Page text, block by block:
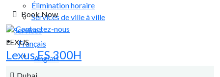
Élimination horaire
Services de ville à ville
Contactez-nous
Français
Anglais
Allemand
Book Now
LEXUS
Lexus ES 300H